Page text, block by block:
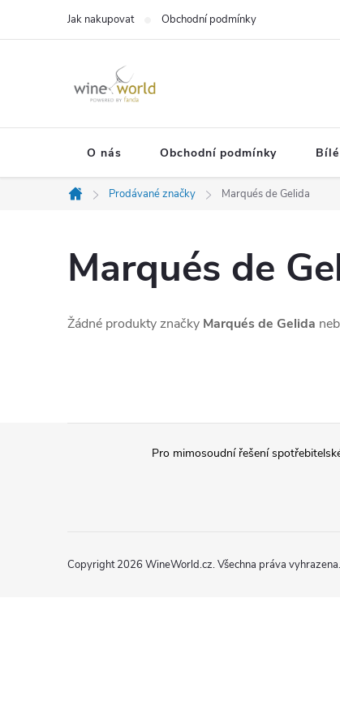
Jak nakupovat Obchodní podmínky
O nás Obchodní podmínky Bílé
Domů
Prodávané značky Marqués de Gelida
Marqués de
Žádné produkty značky Marqués de Gelida
Pro mimosoudní řešení
Copyright 2026 WineWorld.cz. Všechna práva vyhrazena.